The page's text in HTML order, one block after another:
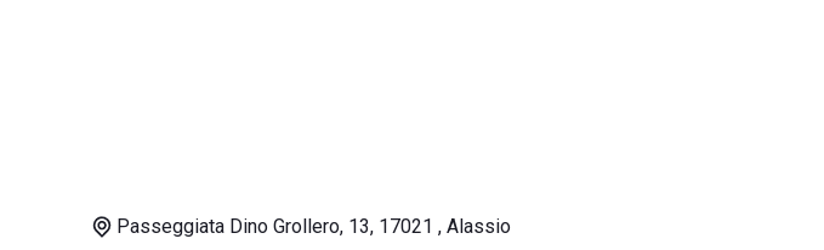
Passeggiata Dino Grollero, 13, 17021 , Alassio